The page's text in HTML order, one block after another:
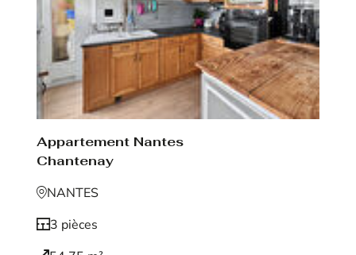
Appartement Nantes
Chantenay
NANTES
3 pièces